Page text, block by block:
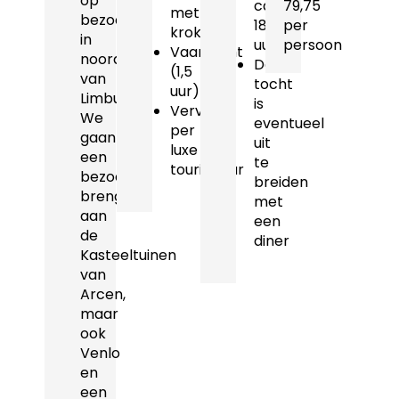
bezoek
in
noorden
van
Limburg.
We
gaan
een
bezoek
brengen
aan
de
Kasteeltuinen
van
Arcen,
maar
ook
Venlo
en
een
met
kroket
Vaartocht
(1,5
uur)
Vervoer
per
luxe
touringcar
ca.
18.15
uur
Deze
tocht
is
eventueel
uit
te
breiden
met
een
diner
79,75
per
persoon